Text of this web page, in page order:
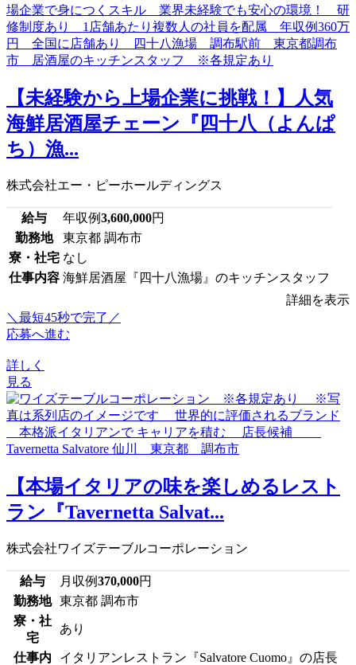
【未経験から上場企業に挑戦！】人気
海鮮居酒屋チェーン『四十八（よんぱ
ち）漁...
株式会社エー・ピーホールディングス
給与 年収例3,600,000円
勤務地
東京都 調布市
寮・社宅 なし
仕事内容 海鮮居酒屋『四十八漁場』のキッチンスタッフ
詳細を表示
＼最短45秒で完了／
応募へ進む
詳しく
見る
【本場イタリアの味を楽しめるレスト
ラン『Tavernetta Salvat...
株式会社ワイズテーブルコーポレーション
給与 月収例370,000円
勤務地 東京都 調布市
寮・社
宅
あり
仕事内
イタリアンレストラン『Salvatore Cuomo』の店長